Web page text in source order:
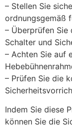
– Stellen Sie
ordnungsgemäß
– Überprüfen Sie
Schalter und
– Achten Sie auf
– Prüfen Sie die
Indem Sie diese
können Sie die